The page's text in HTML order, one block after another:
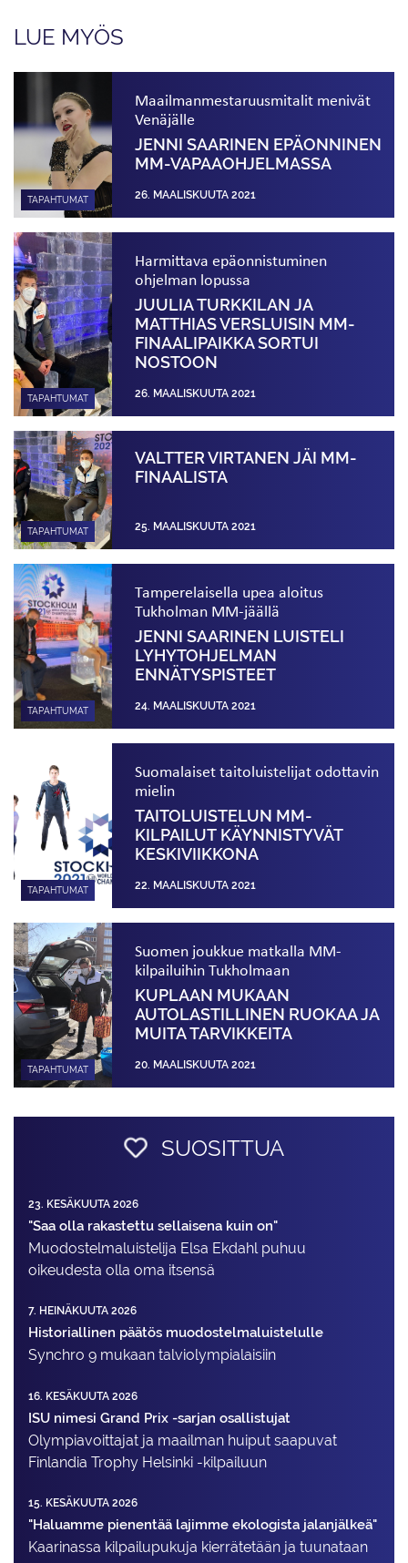
LUE MYÖS
TAPAHTUMAT
Maailmanmestaruus­mitalit menivät
Venäjälle
JENNI SAARINEN EPÄONNINEN
MM-VAPAA­OHJELMASSA
26. MAALISKUUTA 2021
TAPAHTUMAT
Harmittava epäonnistuminen
ohjelman lopussa
JUULIA TURKKILAN JA
MATTHIAS VERSLUISIN MM-
FINAALIPAIKKA SORTUI
NOSTOON
26. MAALISKUUTA 2021
TAPAHTUMAT
VALTTER VIRTANEN JÄI MM-
FINAALISTA
25. MAALISKUUTA 2021
TAPAHTUMAT
Tamperelaisella upea aloitus
Tukholman MM-jäällä
JENNI SAARINEN LUISTELI
LYHYTOHJELMAN
ENNÄTYSPISTEET
24. MAALISKUUTA 2021
TAPAHTUMAT
Suomalaiset taitoluistelijat odottavin
mielin
TAITOLUISTELUN MM-
KILPAILUT KÄYNNISTYVÄT
KESKIVIIKKONA
22. MAALISKUUTA 2021
TAPAHTUMAT
Suomen joukkue matkalla MM-
kilpailuihin Tukholmaan
KUPLAAN MUKAAN
AUTOLASTILLINEN RUOKAA JA
MUITA TARVIKKEITA
20. MAALISKUUTA 2021
SUOSITTUA
23. KESÄKUUTA 2026
"Saa olla rakastettu sellaisena kuin on"
Muodostelma­luistelija Elsa Ekdahl puhuu
oikeudesta olla oma itsensä
7. HEINÄKUUTA 2026
Historiallinen päätös muodostelmaluistelulle
Synchro 9 mukaan talviolympialaisiin
16. KESÄKUUTA 2026
ISU nimesi Grand Prix -sarjan osallistujat
Olympiavoittajat ja maailman huiput saapuvat
Finlandia Trophy Helsinki -kilpailuun
15. KESÄKUUTA 2026
"Haluamme pienentää lajimme ekologista jalanjälkeä"
Kaarinassa kilpailupukuja kierrätetään ja tuunataan